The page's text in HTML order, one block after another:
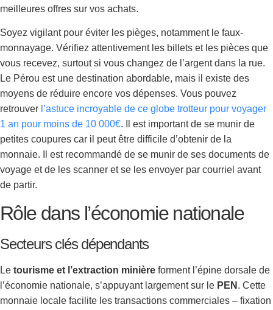
meilleures offres sur vos achats.
Soyez vigilant pour éviter les pièges, notamment le faux-
monnayage. Vérifiez attentivement les billets et les pièces que
vous recevez, surtout si vous changez de l’argent dans la rue.
Le Pérou est une destination abordable, mais il existe des
moyens de réduire encore vos dépenses. Vous pouvez
retrouver l’astuce incroyable de ce globe trotteur pour voyager
1 an pour moins de 10 000€. Il est important de se munir de
petites coupures car il peut être difficile d’obtenir de la
monnaie. Il est recommandé de se munir de ses documents de
voyage et de les scanner et se les envoyer par courriel avant
de partir.
Rôle dans l’économie nationale
Secteurs clés dépendants
Le tourisme et l’extraction minière forment l’épine dorsale de
l’économie nationale, s’appuyant largement sur le PEN . Cette
monnaie locale facilite les transactions commerciales – fixation